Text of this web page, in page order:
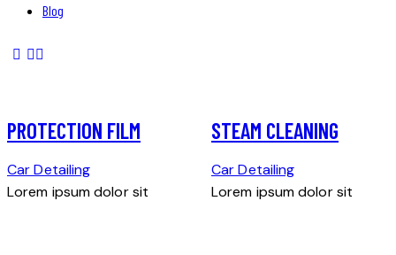
Blog
PROTECTION FILM
Car Detailing
Lorem ipsum dolor sit
STEAM CLEANING
Car Detailing
Lorem ipsum dolor sit